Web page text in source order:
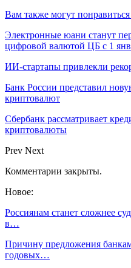
Вам также могут понравиться
Электронные юани станут
цифровой валютой ЦБ с 1
ИИ-стартапы привлекли
Банк России представил
криптовалют
Сбербанк рассматривает
криптовалюты
Prev Next
Комментарии закрыты.
Новое:
Россиянам станет сложнее
в…
Причину предложения
годовых…